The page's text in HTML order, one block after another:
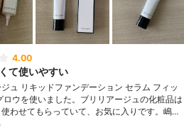
4.00
て使いやすい
ュ リキッドファンデーション セラム フィッ
ロウを使いました。ブリリアージュの化粧品は
わせてもらっていて、お気に入りです。嶋…